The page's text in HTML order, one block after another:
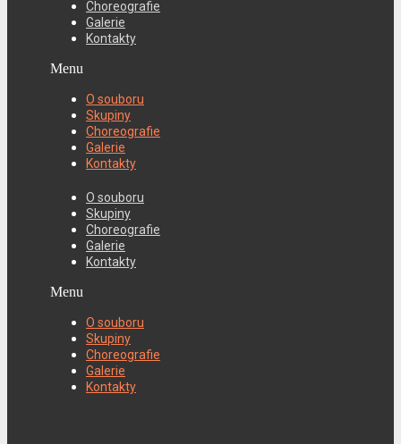
Choreografie
Galerie
Kontakty
Menu
O souboru
Skupiny
Choreografie
Galerie
Kontakty
O souboru
Skupiny
Choreografie
Galerie
Kontakty
Menu
O souboru
Skupiny
Choreografie
Galerie
Kontakty